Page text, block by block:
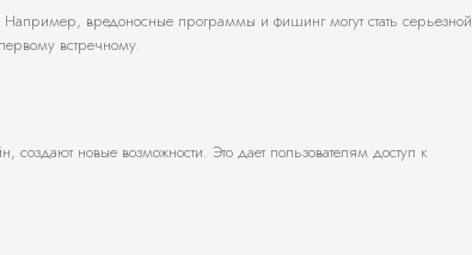
Например, вредоносные программы и фишинг могут стать серьезной
встречному.
новые возможности. Это дает пользователям доступ к